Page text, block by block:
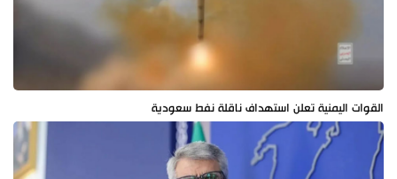
القوات اليمنية تعلن استهداف ناقلة نفط سعودية